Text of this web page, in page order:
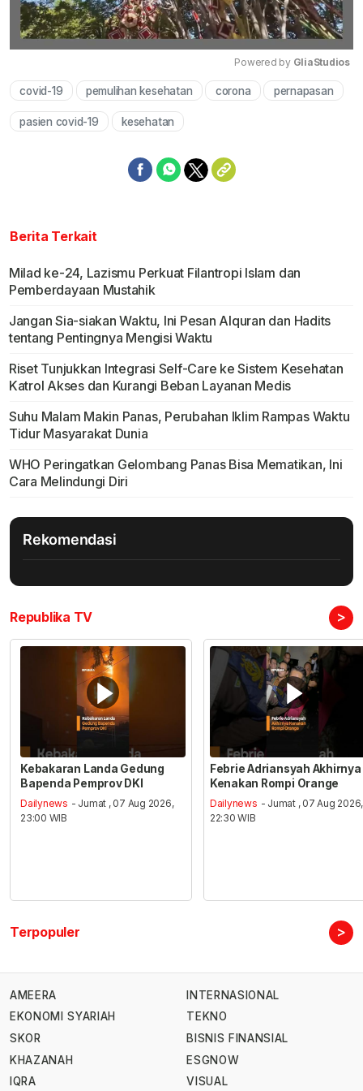
Mute
Powered by GliaStudios
covid-19 pemulihan kesehatan corona pernapasan
pasien covid-19 kesehatan
Berita Terkait
Milad ke-24, Lazismu Perkuat Filantropi Islam dan
Pemberdayaan Mustahik
Jangan Sia-siakan Waktu, Ini Pesan Alquran dan Hadits
tentang Pentingnya Mengisi Waktu
Riset Tunjukkan Integrasi Self-Care ke Sistem Kesehatan
Katrol Akses dan Kurangi Beban Layanan Medis
Suhu Malam Makin Panas, Perubahan Iklim Rampas Waktu
Tidur Masyarakat Dunia
WHO Peringatkan Gelombang Panas Bisa Mematikan, Ini
Cara Melindungi Diri
Rekomendasi
Republika TV >
Kebakaran Landa Gedung
Bapenda Pemprov DKI
Dailynews - Jumat , 07 Aug 2026,
23:00 WIB
Febrie Adriansyah Akhirnya
Kenakan Rompi Orange
Dailynews - Jumat , 07 Aug 2026,
22:30 WIB
Terpopuler >
AMEERA
EKONOMI SYARIAH
SKOR
KHAZANAH
IQRA
INTERNASIONAL
TEKNO
BISNIS FINANSIAL
ESGNOW
VISUAL